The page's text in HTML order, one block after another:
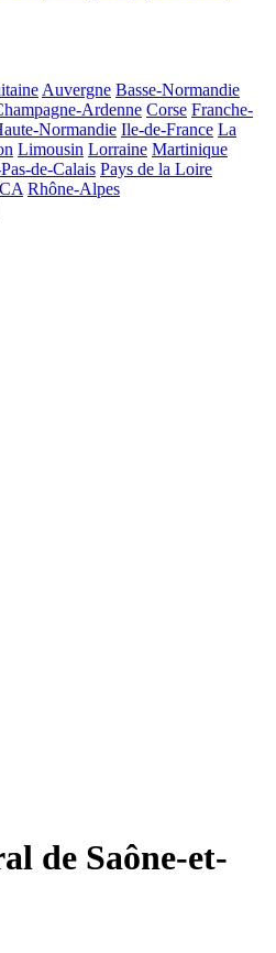
Auvergne Basse-Normandie
Ardenne Corse Franche-
Normandie Ile-de-France La
Limousin Lorraine Martinique
de-Calais Pays de la Loire
Rhône-Alpes
de Saône-et-